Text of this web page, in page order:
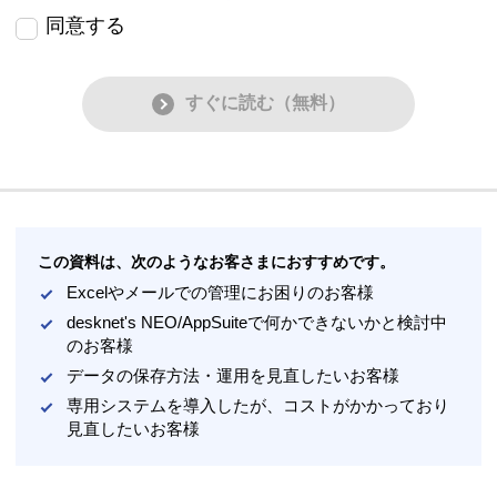
同意する
すぐに読む（無料）
この資料は、次のようなお客さまにおすすめです。
Excelやメールでの管理にお困りのお客様
desknet's NEO/AppSuiteで何かできないかと検討中
のお客様
データの保存方法・運用を見直したいお客様
専用システムを導入したが、コストがかかっており
見直したいお客様